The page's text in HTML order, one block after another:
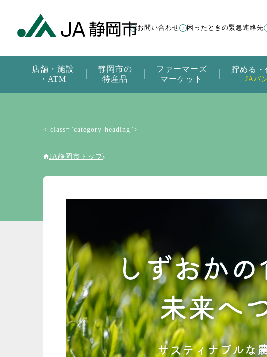
店舗・施設
・ATM
静岡市の
特産品
ファーマーズ
マーケット
貯める・
JAバ
お問い合わせ 困ったときの緊急連絡先
< class="category-heading">
JA静岡市トップ
しずおかの
未来へ
サスティナブルな